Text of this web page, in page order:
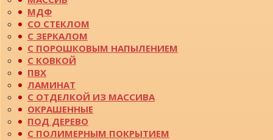
МДФ
СО СТЕКЛОМ
С ЗЕРКАЛОМ
С ПОРОШКОВЫМ НАПЫЛЕНИЕМ
С КОВКОЙ
ПВХ
ЛАМИНАТ
С ОТДЕЛКОЙ ИЗ МАССИВА
ОКРАШЕННЫЕ
ПОД ДЕРЕВО
С ПОЛИМЕРНЫМ ПОКРЫТИЕМ